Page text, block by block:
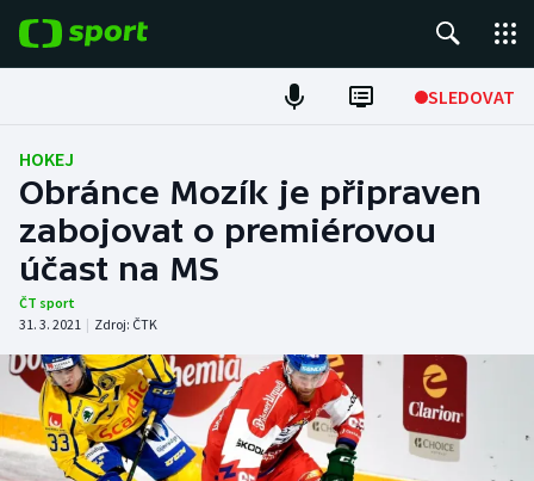
SLEDOVAT
Fotbal
Hokej
Tenis
Atletika
Cyklistika
DALŠÍ SPORTY
HOKEJ
Obránce Mozík je připraven
zabojovat o premiérovou
účast na MS
ČT sport
31. 3. 2021 | Zdroj: ČTK